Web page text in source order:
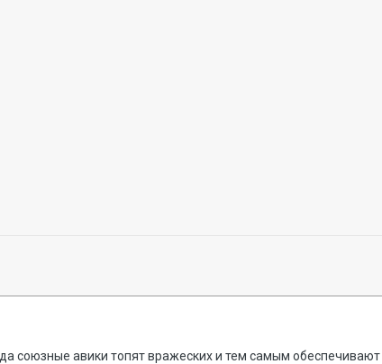
союзные авики топят вражеских и тем самым